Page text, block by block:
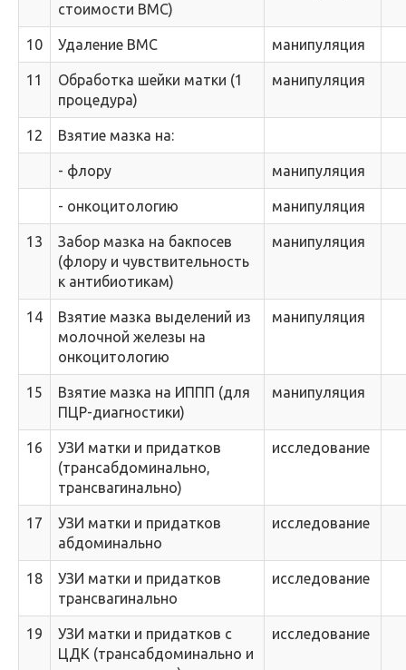
стоимости ВМС)
10 Удаление ВМС манипуляция
11
Обработка шейки матки (1
процедура)
манипуляция
12 Взятие мазка на:
- флору манипуляция
- онкоцитологию манипуляция
13
Забор мазка на бакпосев
(флору и чувствительность
к антибиотикам)
манипуляция
14
Взятие мазка выделений из
молочной железы на
онкоцитологию
манипуляция
15
Взятие мазка на ИППП (для
ПЦР-диагностики)
манипуляция
16
УЗИ матки и придатков
(трансабдоминально,
трансвагинально)
исследование
17
УЗИ матки и придатков
абдоминально
исследование
18
УЗИ матки и придатков
трансвагинально
исследование
19
УЗИ матки и придатков с
ЦДК (трансабдоминально и
исследование